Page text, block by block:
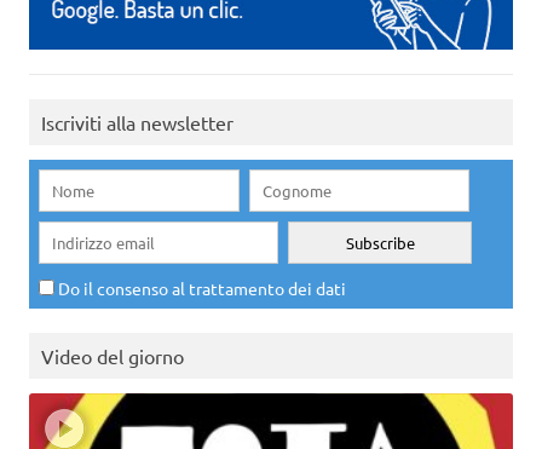
Iscriviti alla newsletter
Do il consenso al trattamento dei dati
Video del giorno